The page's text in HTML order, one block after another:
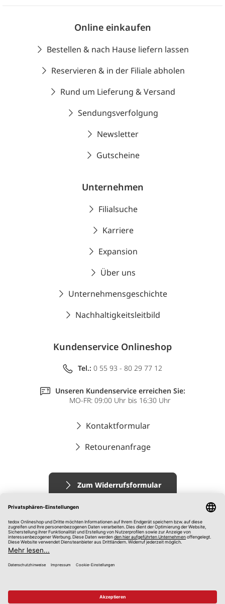
Online einkaufen
Bestellen & nach Hause liefern lassen
Reservieren & in der Filiale abholen
Rund um Lieferung & Versand
Sendungsverfolgung
Newsletter
Gutscheine
Unternehmen
Filialsuche
Karriere
Expansion
Über uns
Unternehmensgeschichte
Nachhaltigkeitsleitbild
Kundenservice Onlineshop
Tel.: 0 55 93 - 80 29 77 12
Unseren Kundenservice erreichen Sie:
MO-FR: 09:00 Uhr bis 16:30 Uhr
Kontaktformular
Retourenanfrage
Zum Widerrufsformular
Impressum
AGB
Datenschutz
Hinweisgebersystem